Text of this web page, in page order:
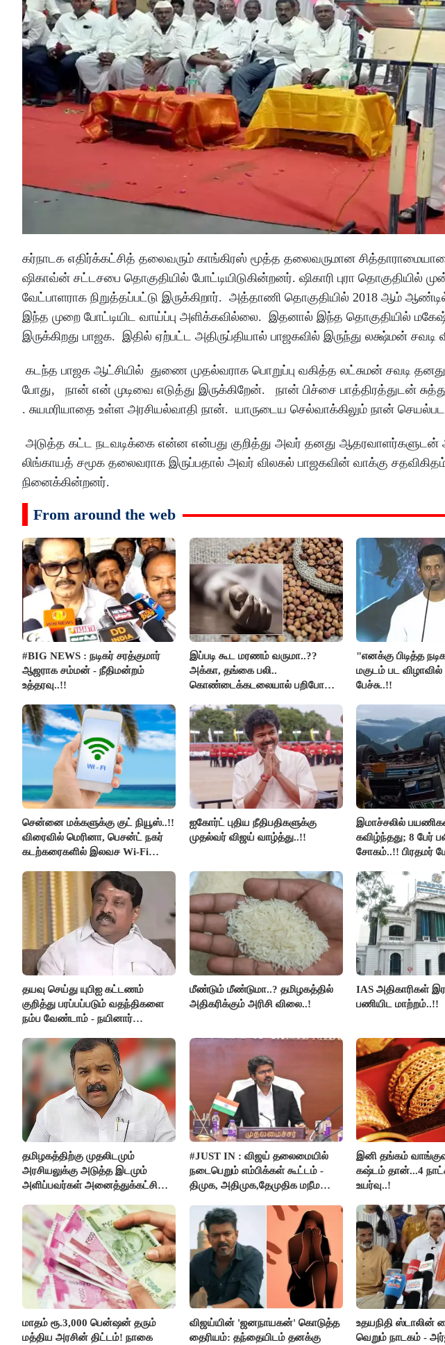
கர்நாடக எதிர்க்கட்சித் தலைவரும் காங்கிரஸ் மூத்த தலைவருமான
ஷிகாவ்ன் சட்டசபை தொகுதியில் போட்டியிடுகின்றனர். ஷிகாரி புரா தொகுதியில்
வேட்பாளராக நிறுத்தப்பட்டு இருக்கிறார். அத்தாணி தொகுதியில் 2018 ஆம்
இந்த முறை போட்டியிட வாய்ப்பு அளிக்கவில்லை. இதனால் இந்த தொகுதியில்
இருக்கிறது பாஜக. இதில் ஏற்பட்ட அதிருப்தியால் பாஜகவில் இருந்து லக்ஷ்மன் சவடி
கடந்த பாஜக ஆட்சியில் துணை முதல்வராக பொறுப்பு வகித்த லட்சுமன் சவடி தனது
போது, நான் என் முடிவை எடுத்து இருக்கிறேன். நான் பிச்சை பாத்திரத்துடன்
. சுயமரியாதை உள்ள அரசியல்வாதி நான். யாருடைய செல்வாக்கிலும் நான் செயல்பட
அடுத்த கட்ட நடவடிக்கை என்ன என்பது குறித்து அவர் தனது ஆதரவாளர்களுடன்
லிங்காயத் சமூக தலைவராக இருப்பதால் அவர் விலகல் பாஜகவின் வாக்கு
நினைக்கின்றனர்.
From around the web
#BIG NEWS : நடிகர் சரத்குமார்
ஆஜராக சம்மன் - நீதிமன்றம்
உத்தரவு..!!
இப்படி கூட மரணம் வருமா..??
அக்கா, தங்கை பலி..
கொண்டைக்கடலையால் பறிபோன
"எனக்கு பிடித்த
மகுடம் பட விழாவில்
பேச்சு..!!
சென்னை மக்களுக்கு குட் நியூஸ்..!!
விரைவில் மெரினா, பெசன்ட் நகர்
கடற்கரைகளில் இலவச Wi-Fi
ஐகோர்ட் புதிய நீதிபதிகளுக்கு
முதல்வர் விஜய் வாழ்த்து..!!
இமாச்சலில்
கவிழ்ந்தது; 8 பேர்
சோகம்..!! பிரதமர்
தயவு செய்து யுபிஐ கட்டணம்
குறித்து பரப்பப்படும் வதந்திகளை
நம்ப வேண்டாம் - நயினார்
மீண்டும் மீண்டுமா..? தமிழகத்தில்
அதிகரிக்கும் அரிசி விலை..!
IAS அதிகாரிகள்
பணியிட மாற்றம்..!!
தமிழகத்திற்கு முதலிடமும்
அரசியலுக்கு அடுத்த இடமும்
அளிப்பவர்கள் அனைத்துக்கட்சி
- மாணிக்கம் தாகூர்..!!
#JUST IN : விஜய் தலைமையில்
நடைபெறும் எம்பிக்கள் கூட்டம் -
திமுக, அதிமுக,தேமுதிக மநீம
இனி தங்கம்
கஷ்டம் தான்...4
உயர்வு..!
மாதம் ரூ.3,000 பென்ஷன் தரும்
மத்திய அரசின் திட்டம்! நாகை
விஜய்யின் 'ஜனநாயகன்' கொடுத்த
தைரியம்: தந்தையிடம் தனக்கு
உதயநிதி ஸ்டாலின்
வெறும் நாடகம் -